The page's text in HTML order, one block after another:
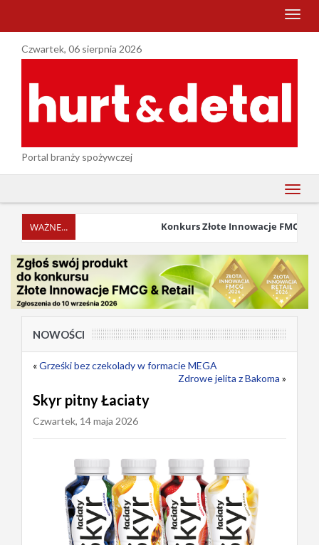
menu
Czwartek, 06 sierpnia 2026
Portal branży spożywczej
menu
Konkurs Złote Innowacje FMCG
NOWOŚCI
«Grześki bez czekolady w formacie MEGA
Zdrowe jelita z Bakoma »
Skyr pitny Łaciaty
Czwartek, 14 maja 2026